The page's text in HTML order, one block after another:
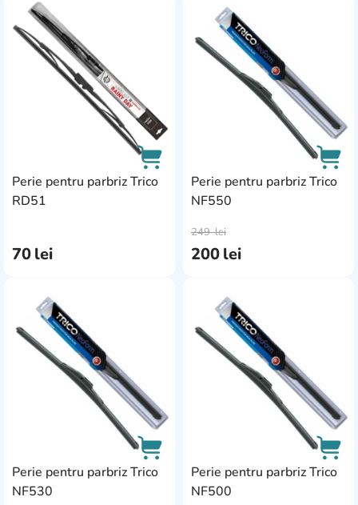
Perie pentru parbriz Trico
RD51
70lei
AddCardToFavourite
Perie pentru parbriz Trico
NF550
200lei
249lei
Perie pentru parbriz Trico
NF530
AddCardToFavourite
Perie pentru parbriz Trico
NF500